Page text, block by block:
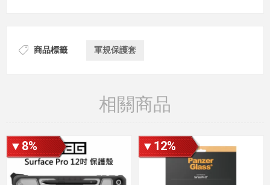
商品標籤 軍規保護套
相關商品
▼8% ▼12%